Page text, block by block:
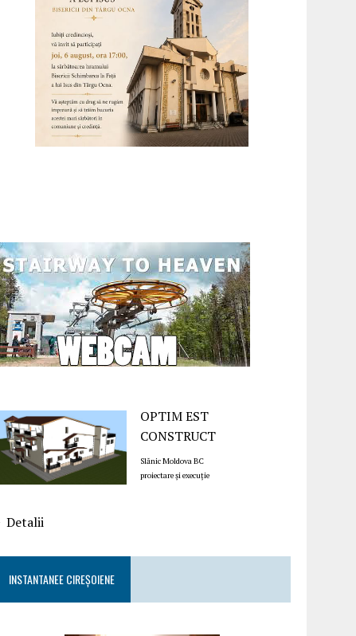
OPTIM EST
CONSTRUCT
Slănic Moldova BC
proiectare și execuție
Detalii
INSTANTANEE CIREȘOIENE